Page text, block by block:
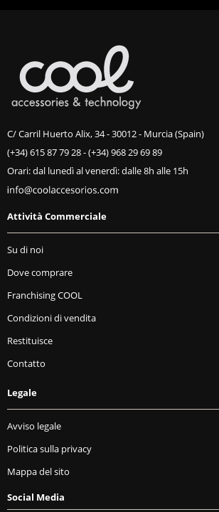
C/ Carril Huerto Alix, 34 - 30012 - Murcia (Spain)
(+34) 615 87 79 28-(+34) 968 29 69 89
Orari: dal lunedì al venerdì: dalle 8h alle 15h
Attività Commerciale
Su di noi
Dove comprare
Franchising COOL
Condizioni di vendita
Restituisce
Contatto
Legale
Avviso legale
Politica sulla privacy
Mappa del sito
Social Media